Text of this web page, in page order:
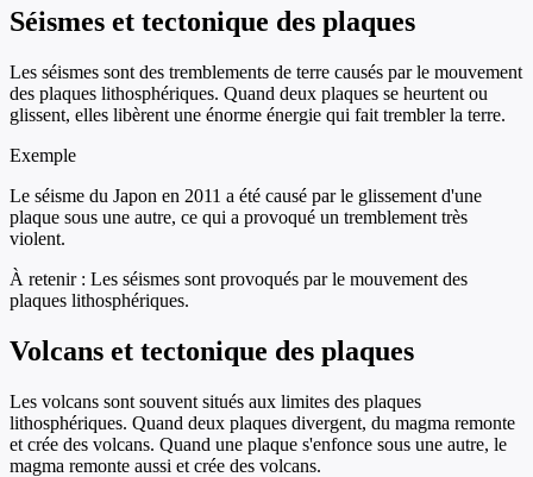
Séismes et tectonique des plaques
Les séismes sont des tremblements de terre causés par le mouvement
des plaques lithosphériques. Quand deux plaques se heurtent ou
glissent, elles libèrent une énorme énergie qui fait trembler la terre.
Exemple
Le séisme du Japon en 2011 a été causé par le glissement d'une
plaque sous une autre, ce qui a provoqué un tremblement très
violent.
À retenir : Les séismes sont provoqués par le mouvement des
plaques lithosphériques.
Volcans et tectonique des plaques
Les volcans sont souvent situés aux limites des plaques
lithosphériques. Quand deux plaques divergent, du magma remonte
et crée des volcans. Quand une plaque s'enfonce sous une autre, le
magma remonte aussi et crée des volcans.